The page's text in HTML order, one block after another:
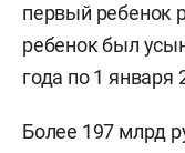
первый ребенок
ребенок был
года по 1 января
Более 197 млрд